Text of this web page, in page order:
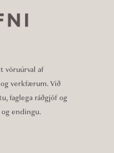
vöruúrval af
verkfærum. Við
faglega ráðgjöf og
endingu.